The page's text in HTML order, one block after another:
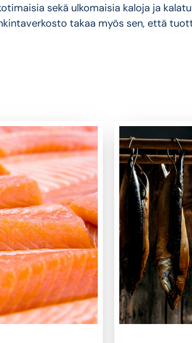
sekä ulkomaisia kaloja ja
takaa myös sen, että